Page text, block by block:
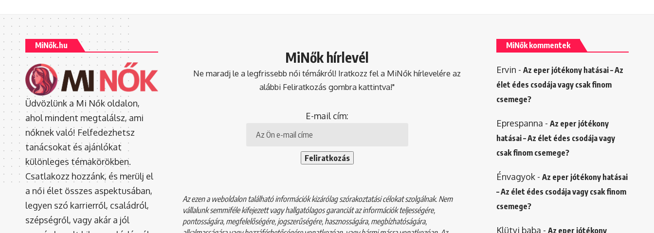
MiNők.hu
Üdvözlünk a Mi Nők oldalon,
ahol mindent megtalálsz, ami
nőknek való! Felfedezhetsz
tanácsokat és ajánlókat
különleges témakörökben.
Csatlakozz hozzánk, és merülj el
a női élet összes aspektusában,
legyen szó karrierről, családról,
szépségről, vagy akár a jól
MiNők hírlevél
Ne maradj le a legfrissebb női témákról! Iratkozz fel a MiNők hírlevelére az
alábbi Feliratkozás gombra kattintva!"
E-mail cím:
Az ezen a weboldalon található információk kizárólag szórakoztatási célokat szolgálnak. Nem
vállalunk semmiféle kifejezett vagy hallgatólagos garanciát az információk teljességére,
pontosságára, megfelelőségére, jogszerűségére, hasznosságára, megbízhatóságára,
MiNők kommentek
Ervin - Az eper jótékony hatásai – Az
élet édes csodája vagy csak finom
csemege?
Eprespanna - Az eper jótékony
hatásai – Az élet édes csodája vagy
csak finom csemege?
Énvagyok- Az eper jótékony hatásai
– Az élet édes csodája vagy csak finom
csemege?
Klütyi baba - Az eper jótékony